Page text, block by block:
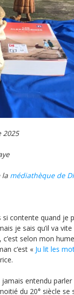
2025
médiathèque de
si contente quand je
je sais qu’il va
c’est selon mon
c’est « Ju lit les
entendu
du 20° siècle se